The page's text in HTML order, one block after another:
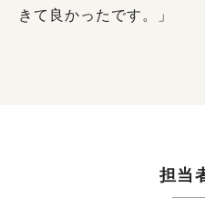
きて良かったです。」
担当